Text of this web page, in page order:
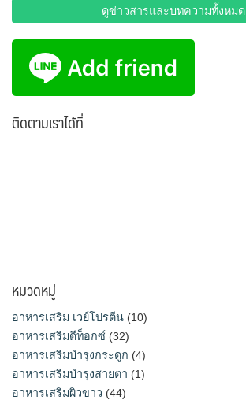
ดูข่าวสารและบทความทั้งหมด
ติดตามเราได้ที่
หมวดหมู่
อาหารเสริม เวย์โปรตีน (10)
อาหารเสริมดีท็อกซ์ (32)
อาหารเสริมบำรุงกระดูก (4)
อาหารเสริมบำรุงสายตา (1)
อาหารเสริมผิวขาว (44)